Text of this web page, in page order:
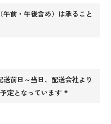
前・午後含め）は承ること
前日～当日、配送会社より
定となっています